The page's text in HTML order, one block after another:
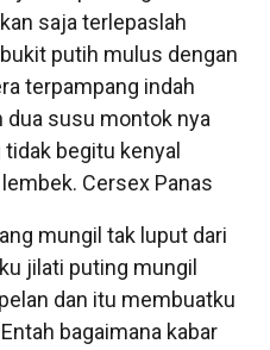
saja terlepaslah
putih mulus dengan
terpampang indah
dua susu montok nya
begitu kenyal
Cersex Panas
mungil tak luput dari
jilati puting mungil
dan itu membuatku
bagaimana kabar